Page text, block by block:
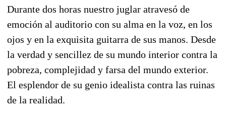
Durante dos horas nuestro juglar atravesó de
emoción al auditorio con su alma en la voz, en los
ojos y en la exquisita guitarra de sus manos. Desde
la verdad y sencillez de su mundo interior contra la
pobreza, complejidad y farsa del mundo exterior.
El esplendor de su genio idealista contra las ruinas
de la realidad.